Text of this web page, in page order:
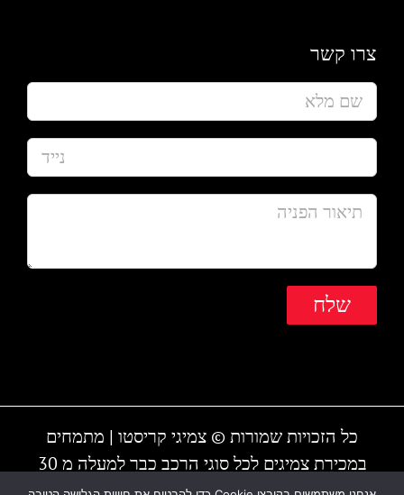
צרו קשר
כל הזכויות שמורות © צמיגי קריסטו | מתמחים
במכירת צמיגים לכל סוגי הרכב כבר למעלה מ 30
שנה | המקום עובד גם בשבת | חייגו - 1-700-700-